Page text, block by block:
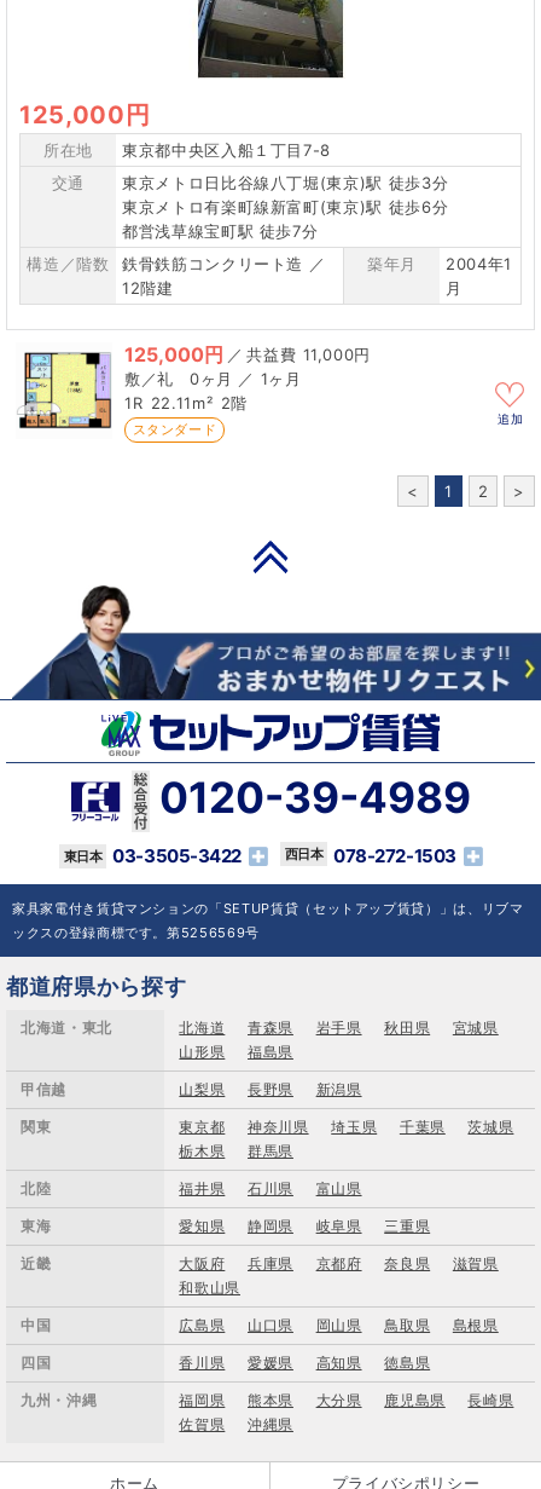
125,000円
所在地
東京都中央区入船１丁目7-8
交通
東京メトロ日比谷線八丁堀(東京)駅 徒歩3分
東京メトロ有楽町線新富町(東京)駅 徒歩6分
都営浅草線宝町駅 徒歩7分
構造／階数
鉄骨鉄筋コンクリート造 ／
12階建
築年月
2004年1
月
125,000円 ／
11,000円
0ヶ月 ／ 1ヶ月
1R 22.11m² 2階
スタンダード
追加
< 1 2 >
0120-39-4989
03-3505-3422 078-272-1503
家具家電付き賃貸マンションの「SETUP賃貸（セットアップ賃貸）」は、リブマ
ックスの登録商標です。第5256569号
都道府県から探す
北海道・東北 北海道 青森県 岩手県 秋田県
宮城県
山形県
福島県
甲信越 山梨県 長野県 新潟県
関東 東京都 神奈川県 埼玉県 千葉県
茨城県
栃木県
群馬県
北陸 福井県 石川県 富山県
東海 愛知県 静岡県 岐阜県 三重県
近畿 大阪府 兵庫県 京都府 奈良県
滋賀県
和歌山県
中国 広島県 山口県 岡山県 鳥取県 島根県
四国 香川県 愛媛県 高知県 徳島県
九州・沖縄 福岡県 熊本県 大分県 鹿児島県
長崎県
佐賀県
沖縄県
ホーム プライバシポリシー